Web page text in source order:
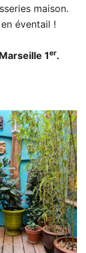
maison.
éventail !
1er.